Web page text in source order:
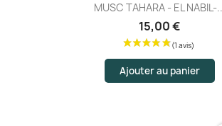
MUSC TAHARA - EL NABIL-
15,00 €
Ajouter au panier